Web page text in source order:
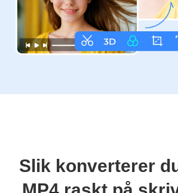
Slik konverterer